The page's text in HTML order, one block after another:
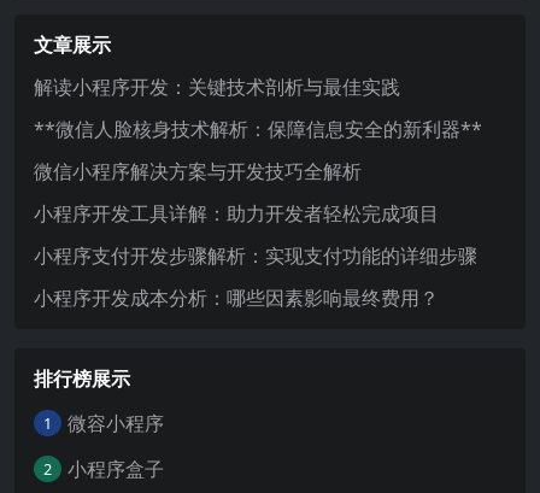
文章展示
解读小程序开发：关键技术剖析与最佳实践
**微信人脸核身技术解析：保障信息安全的新利器**
微信小程序解决方案与开发技巧全解析
小程序开发工具详解：助力开发者轻松完成项目
小程序支付开发步骤解析：实现支付功能的详细步骤
小程序开发成本分析：哪些因素影响最终费用？
排行榜展示
1 微容小程序
2 小程序盒子